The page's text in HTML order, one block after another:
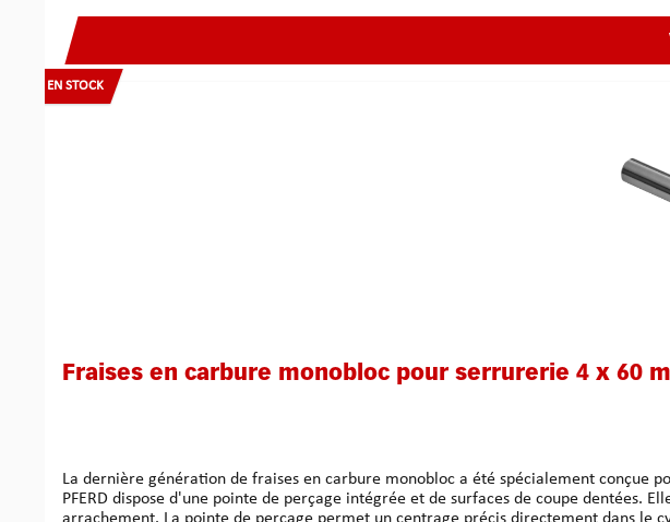
EN STOCK
Fraises en carbure monobloc pour serrurerie 4 x 60
La dernière génération de fraises en carbure monobloc a été spécialement conçue
PFERD dispose d'une pointe de perçage intégrée et de surfaces de coupe dentées.
arrachement. La pointe de perçage permet un centrage précis directement dans le cylindre, ce qui garantit un fraisage contrôlé et précis. La disposition spéciale des dents et la géométrie